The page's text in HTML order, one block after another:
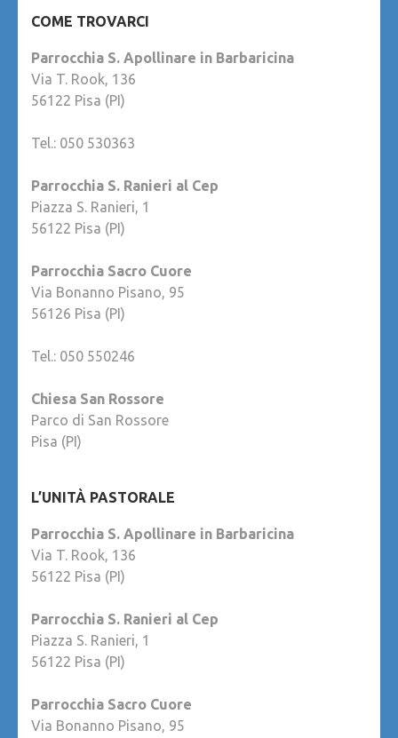
COME TROVARCI
Parrocchia S. Apollinare in Barbaricina
Via T. Rook, 136
56122 Pisa (PI)
Tel.: 050 530363
Parrocchia S. Ranieri al Cep
Piazza S. Ranieri, 1
56122 Pisa (PI)
Parrocchia Sacro Cuore
Via Bonanno Pisano, 95
56126 Pisa (PI)
Tel.: 050 550246
Chiesa San Rossore
Parco di San Rossore
Pisa (PI)
L’UNITÀ PASTORALE
Parrocchia S. Apollinare in Barbaricina
Via T. Rook, 136
56122 Pisa (PI)
Parrocchia S. Ranieri al Cep
Piazza S. Ranieri, 1
56122 Pisa (PI)
Parrocchia Sacro Cuore
Via Bonanno Pisano, 95